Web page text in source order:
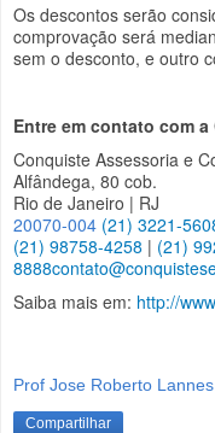
Os descontos serão
comprovação será
sem o desconto, e outro
Entre em contato com a
Conquiste Assessoria e
Alfândega, 80 cob.
Rio de Janeiro | RJ
20070-004 (21) 3221-
(21) 98758-4258 | (21)
8888
Saiba mais em: http://
Prof Jose Roberto
Compartilhar